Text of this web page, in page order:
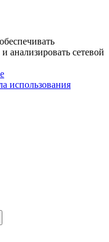
анализировать сетевой
использования